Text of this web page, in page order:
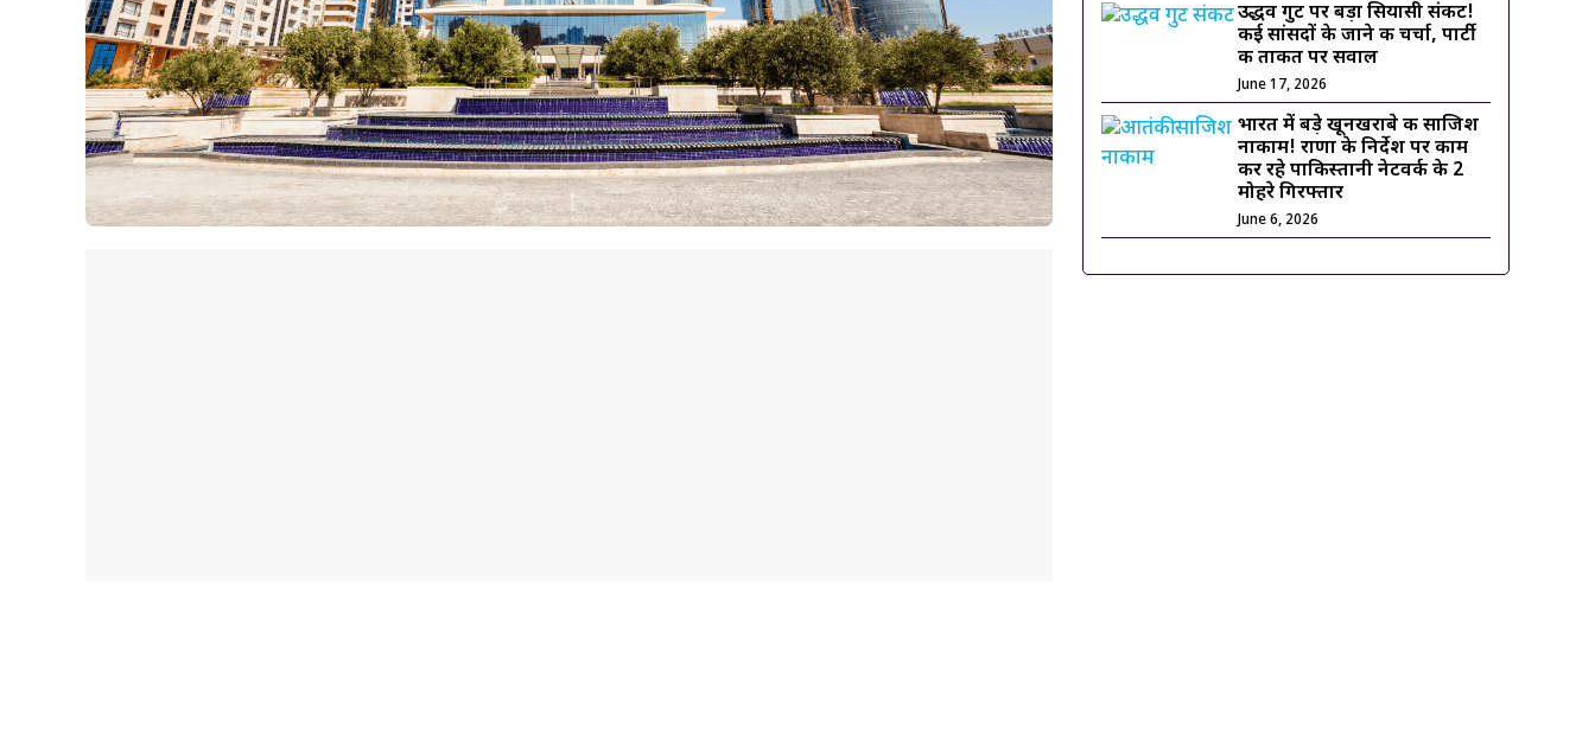
उद्धव गुट पर बड़ा सियासी संकट!
कई सांसदों के जाने की चर्चा, पार्टी
की ताकत पर सवाल
June 17, 2026
भारत में बड़े खूनखराबे की साजिश
नाकाम! राणा के निर्देश पर काम
कर रहे पाकिस्तानी नेटवर्क के 2
मोहरे गिरफ्तार
June 6, 2026